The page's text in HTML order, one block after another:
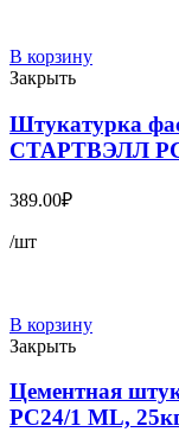
В корзину
Закрыть
Штукатурка
СТАРТВЭЛЛ
389.00₽
/шт
В корзину
Закрыть
Цементная
PC24/1 ML,